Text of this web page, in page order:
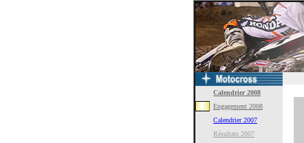
Calendrier 2008
Engagement 2008
Calendrier 2007
Résultats 2007